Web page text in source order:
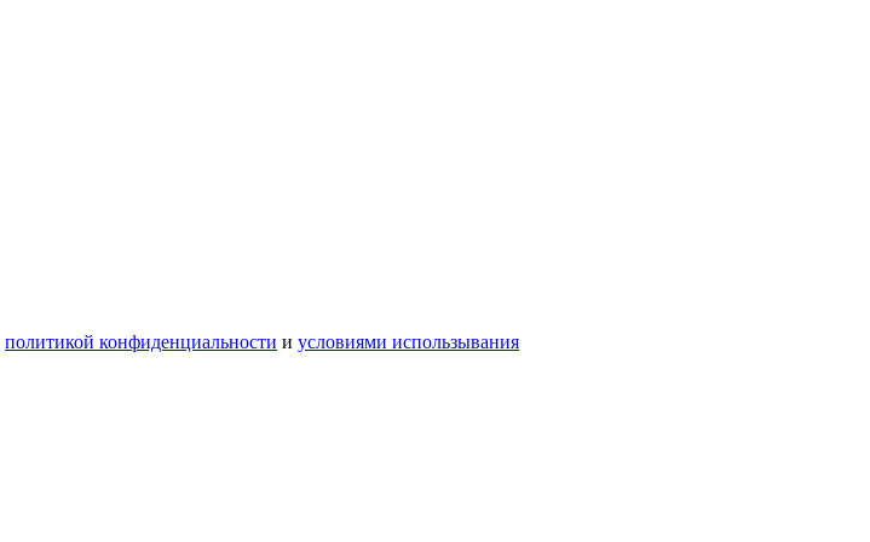
политикой конфиденциальности и условиями использывания